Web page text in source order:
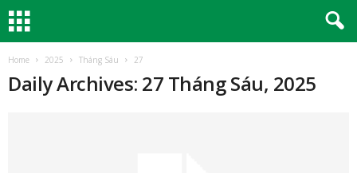
Home 2025 Tháng Sáu 27
Daily Archives: 27 Tháng Sáu, 2025